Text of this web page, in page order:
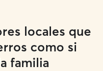
locales que
como si
familia